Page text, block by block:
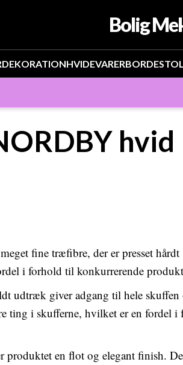
Bolig
DEKORATIONHVIDEVARERBORDE
hvid
fine træfibre, der er presset
i forhold til konkurrerende
udtræk giver adgang til hele skuffen
ting i skufferne, hvilket er en
produktet en flot og elegant finish.